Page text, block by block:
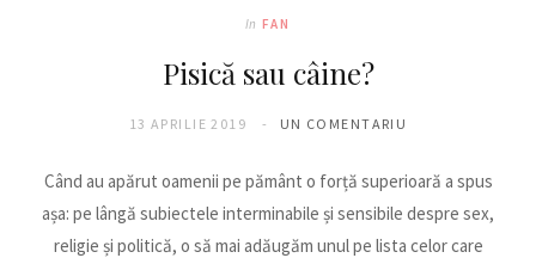
In FAN
Pisică sau câine?
13 APRILIE 2019 UN COMENTARIU
Când au apărut oamenii pe pământ o forță superioară a spus
așa: pe lângă subiectele interminabile și sensibile despre sex,
religie și politică, o să mai adăugăm unul pe lista celor care